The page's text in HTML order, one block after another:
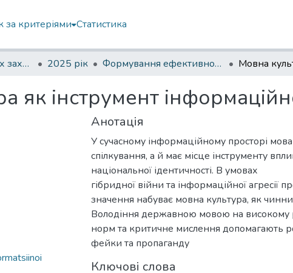
за критеріями Статистика
Матеріали наукових заходів 2025 рік Формування ефективності професійної мовної комунікації в умовах інформаційної агресії
як інструмент
Анотація
У сучасному інформаційному просторі
спілкування, а й має місце інструменту
національної ідентичності. В умовах
гібридної війни та інформаційної агресії
значення набуває мовна культура, як
Володіння державною мовою на високому
норм та критичне мислення допомагають
фейки та пропаганду
Ключові слова